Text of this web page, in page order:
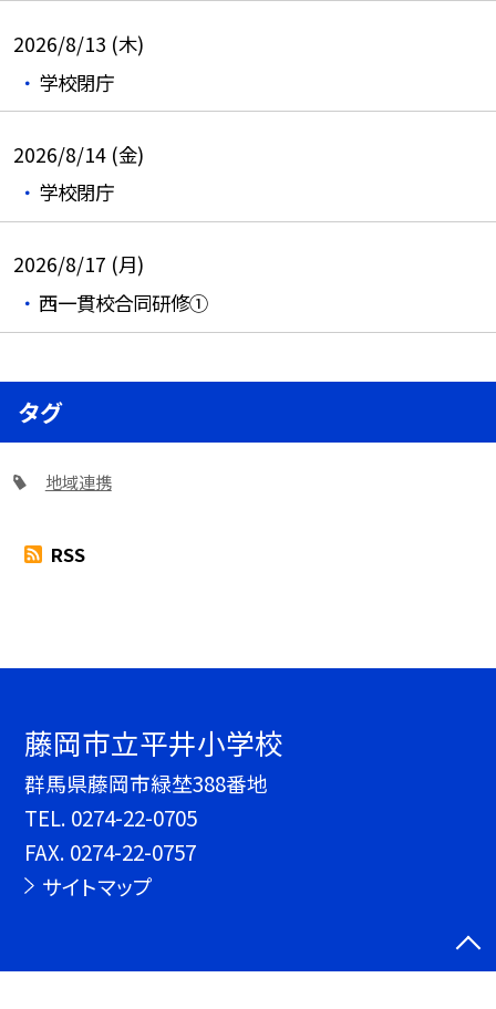
2026/8/13 (木)
学校閉庁
2026/8/14 (金)
学校閉庁
2026/8/17 (月)
西一貫校合同研修①
タグ
地域連携
RSS
藤岡市立平井小学校
群馬県藤岡市緑埜388番地
TEL. 0274-22-0705
FAX. 0274-22-0757
サイトマップ